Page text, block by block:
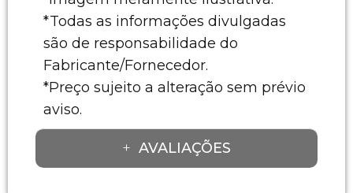
*Todas as informações divulgadas
são de responsabilidade do
Fabricante/Fornecedor.
*Preço sujeito a alteração sem prévio
aviso.
AVALIAÇÕES